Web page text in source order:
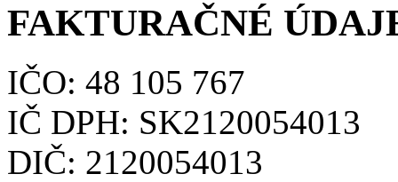
FAKTURAČNÉ
IČO: 48 105 767
IČ DPH: SK2120054013
DIČ: 2120054013